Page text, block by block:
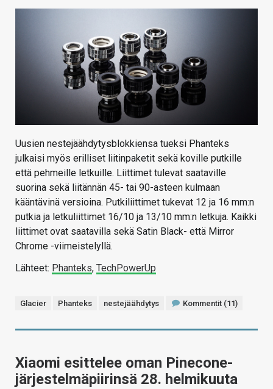
Uusien nestejäähdytysblokkiensa tueksi Phanteks
julkaisi myös erilliset liitinpaketit sekä koville putkille
että pehmeille letkuille. Liittimet tulevat saataville
suorina sekä liitännän 45- tai 90-asteen kulmaan
kääntävinä versioina. Putkiliittimet tukevat 12 ja 16 mm:n
putkia ja letkuliittimet 16/10 ja 13/10 mm:n letkuja. Kaikki
liittimet ovat saatavilla sekä Satin Black- että Mirror
Chrome -viimeistelyllä.
Lähteet: Phanteks, TechPowerUp
Glacier Phanteks nestejäähdytys Kommentit (11)
Xiaomi esittelee oman Pinecone-
järjestelmäpiirinsä 28. helmikuuta